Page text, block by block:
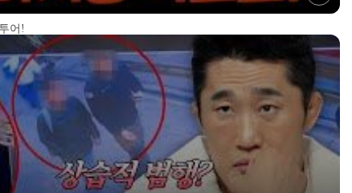
어!